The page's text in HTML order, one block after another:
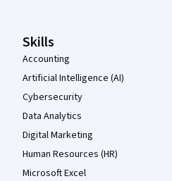
Skills
Accounting
Artificial Intelligence (AI)
Cybersecurity
Data Analytics
Digital Marketing
Human Resources (HR)
Microsoft Excel